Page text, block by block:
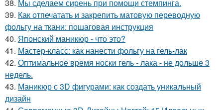
38. Мы сделаем сирень при помощи стемпинга.
39. Как отпечатать и закрепить матовую переводную
фольгу на ткани: пошаговая инструкция
40. Японский маникюр - что это?
41. Мастер-класс: как нанести фольгу на гель-лак
42. Оптимальное время носки гель - лака - не дольше 3
недель.
43. Маникюр с 3D фигурами: как создать уникальный
дизайн